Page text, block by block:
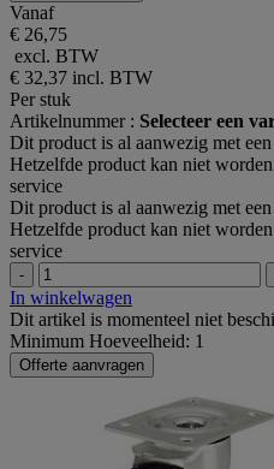
Vanaf
€ 26,75
excl. BTW
€ 32,37 incl. BTW
Per stuk
Artikelnummer : Selecteer een
Dit product is al aanwezig met
Hetzelfde product kan niet
service
Dit product is al aanwezig met
Hetzelfde product kan niet
service
-
In winkelwagen
Dit artikel is momenteel niet
Minimum Hoeveelheid: 1
Offerte aanvragen